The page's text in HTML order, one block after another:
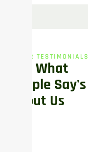
OUR TESTIMONIALS
See What
People Say's
About Us